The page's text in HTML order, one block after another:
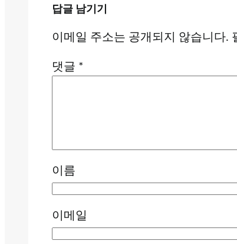
답글 남기기
이메일 주소는 공개되지 않습니다.
댓글 *
이름
이메일